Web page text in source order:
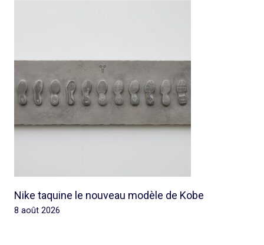
Nike taquine le nouveau modèle de Kobe
8 août 2026